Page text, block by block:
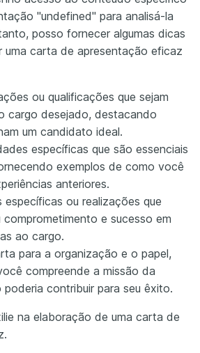
"undefined" para analisá-la
posso fornecer algumas dicas
uma carta de apresentação eficaz
ou qualificações que sejam
cargo desejado, destacando
um candidato ideal.
específicas que são essenciais
exemplos de como você
anteriores.
específicas ou realizações que
comprometimento e sucesso em
ao cargo.
para a organização e o papel,
compreende a missão da
poderia contribuir para seu êxito.
na elaboração de uma carta de